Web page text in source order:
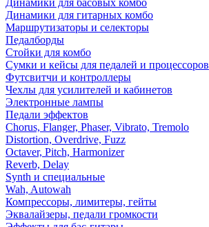
Динамики для басовых комбо
Динамики для гитарных комбо
Маршрутизаторы и селекторы
Педалборды
Стойки для комбо
Сумки и кейсы для педалей и процессоров
Футсвитчи и контроллеры
Чехлы для усилителей и кабинетов
Электронные лампы
Педали эффектов
Chorus, Flanger, Phaser, Vibrato, Tremolo
Distortion, Overdrive, Fuzz
Octaver, Pitch, Harmonizer
Reverb, Delay
Synth и специальные
Wah, Autowah
Компрессоры, лимитеры, гейты
Эквалайзеры, педали громкости